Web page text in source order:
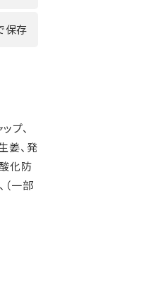
保存
プ、
姜、発
化防
（一部